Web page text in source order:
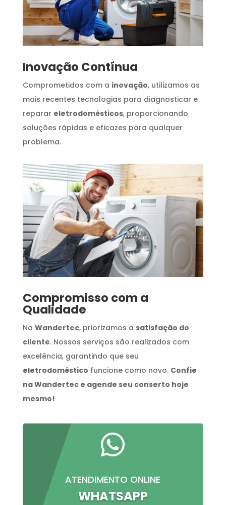
Inovação Contínua
Comprometidos com a inovação, utilizamos as
mais recentes tecnologias para diagnosticar e
reparar eletrodomésticos, proporcionando
soluções rápidas e eficazes para qualquer
problema.
Compromisso com a
Qualidade
Na Wandertec, priorizamos a satisfação do
cliente. Nossos serviços são realizados com
excelência, garantindo que seu
eletrodoméstico funcione como novo. Confie
na Wandertec e agende seu conserto hoje
mesmo!

ATENDIMENTO ONLINE
WHATSAPP